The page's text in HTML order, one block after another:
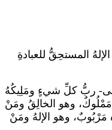
المستحِقُّ للعبادةِ
ربُّ كلِّ شيءٍ ومَلِيكُهُ
وهو الخالِقُ ومَنْ
وهو الإلهُ ومَنْ